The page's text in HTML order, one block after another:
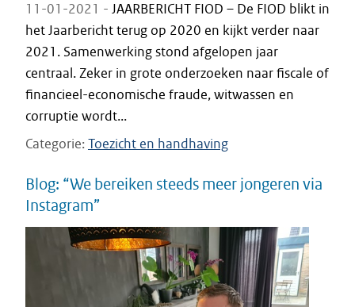
11-01-2021 - JAARBERICHT FIOD – De FIOD blikt in
het Jaarbericht terug op 2020 en kijkt verder naar
2021. Samenwerking stond afgelopen jaar
centraal. Zeker in grote onderzoeken naar fiscale of
financieel-economische fraude, witwassen en
corruptie wordt...
Categorie Toezicht en handhaving
Blog: “We bereiken steeds meer jongeren via
Instagram”